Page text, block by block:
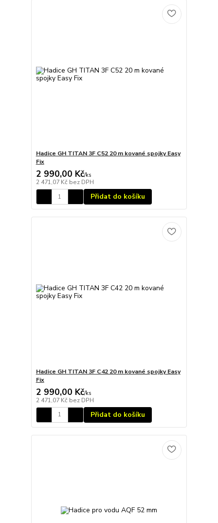
Hadice GH TITAN 3F C52 20 m kované spojky Easy
Fix
2 990,00 Kč/ks
2 471,07 Kč bez DPH
Přidat do košíku
Hadice GH TITAN 3F C42 20 m kované spojky Easy
Fix
2 990,00 Kč/ks
2 471,07 Kč bez DPH
Přidat do košíku